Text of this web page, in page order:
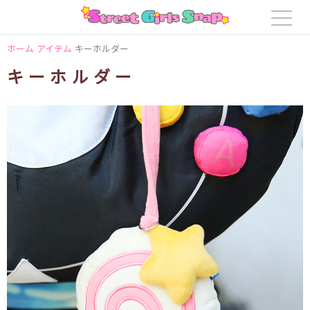
ホーム アイテム キーホルダー
キーホルダー